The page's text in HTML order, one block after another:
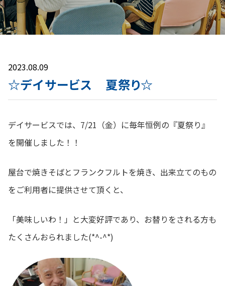
2023.08.09
☆デイサービス 夏祭り☆
デイサービスでは、7/21（金）に毎年恒例の『夏祭り』
を開催しました！！
屋台で焼きそばとフランクフルトを焼き、出来立てのもの
をご利用者に提供させて頂くと、
「美味しいわ！」と大変好評であり、お替りをされる方も
たくさんおられました(*^-^*)